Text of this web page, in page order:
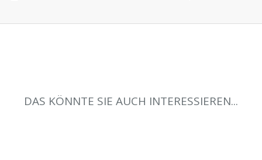
DAS KÖNNTE SIE AUCH INTERESSIEREN...